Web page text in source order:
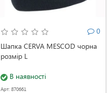
0
Шапка CERVA MESCOD чорна
розмір L
В наявності
Арт: 870661